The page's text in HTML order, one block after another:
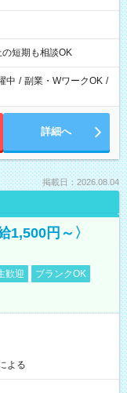
短期も相談OK
中 / 副業・WワークOK /
詳細へ
掲載日：2026.08.04
1,500円～〉
歓迎
ブランクOK
よる